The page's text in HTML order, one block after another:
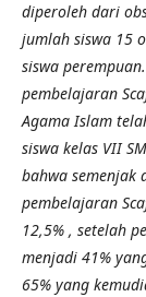
diperoleh dari
jumlah siswa 15
siswa
pembelajaran
Agama Islam
siswa kelas VII
bahwa semenjak
pembelajaran
12,5% , setelah
menjadi 41%
65% yang